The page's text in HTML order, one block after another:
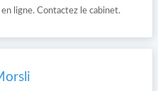
ligne. Contactez le cabinet.